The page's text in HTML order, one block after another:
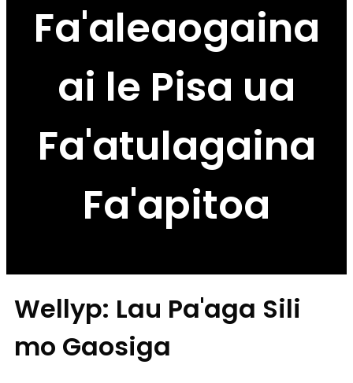
Fa'aleaogaina
ai le Pisa ua
Fa'atulagaina
Fa'apitoa
Wellyp: Lau Pa'aga Sili
mo Gaosiga